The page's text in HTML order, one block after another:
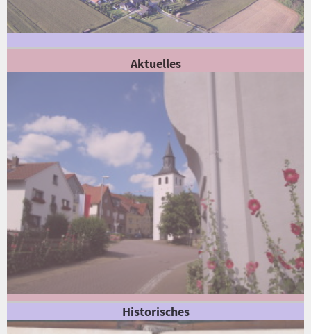
Aktuelles
Historisches